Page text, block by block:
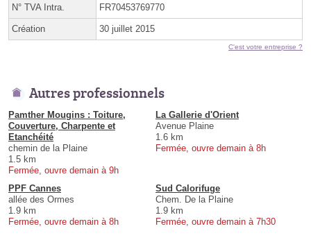
N° TVA Intra. FR70453769770
Création 30 juillet 2015
C'est votre entreprise ?
Autres professionnels
Pamther Mougins : Toiture,
Couverture, Charpente et
Etanchéité
chemin de la Plaine
1.5 km
Fermée, ouvre demain à 9h
La Gallerie d'Orient
Avenue Plaine
1.6 km
Fermée, ouvre demain à 8h
PPF Cannes
allée des Ormes
1.9 km
Fermée, ouvre demain à 8h
Sud Calorifuge
Chem. De la Plaine
1.9 km
Fermée, ouvre demain à 7h30